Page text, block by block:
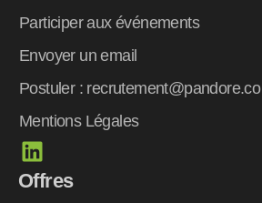
Participer aux événements
Envoyer un email
Postuler : recrutement@pandore.co
Mentions Légales
L
i
n
Offres